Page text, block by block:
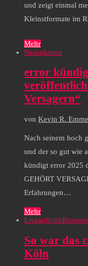
und zeigt einmal
Kleinstformate im
Mehr
Neuigkeiten
error
Versagern“
von Kevin R.
Nach seinem hoch
und der so gut wie
kündigt error 2025
GEHÖRT
Erfahrungen…
Mehr
Liveauftritte
So war das
Köln